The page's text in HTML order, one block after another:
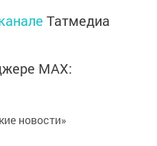
Татмедиа
MАХ:
новости»